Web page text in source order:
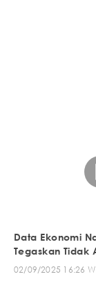
Data Ekonomi
Tegaskan Tidak
02/09/2025 16:26